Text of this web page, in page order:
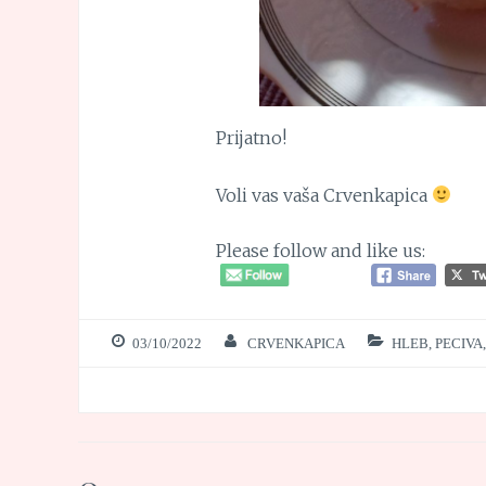
Prijatno!
Voli vas vaša Crvenkapica
Please follow and like us:
03/10/2022 CRVENKAPICA HLEB,